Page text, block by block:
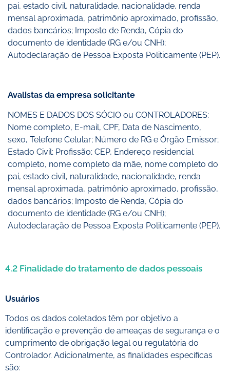
pai, estado civil, naturalidade, nacionalidade, renda
mensal aproximada, patrimônio aproximado, profissão,
dados bancários; Imposto de Renda, Cópia do
documento de identidade (RG e/ou CNH);
Autodeclaração de Pessoa Exposta Politicamente (PEP).
Avalistas da empresa solicitante
NOMES E DADOS DOS SÓCIO ou CONTROLADORES:
Nome completo, E-mail, CPF, Data de Nascimento,
sexo, Telefone Celular; Número de RG e Órgão Emissor;
Estado Civil; Profissão; CEP, Endereço residencial
completo, nome completo da mãe, nome completo do
pai, estado civil, naturalidade, nacionalidade, renda
mensal aproximada, patrimônio aproximado, profissão,
dados bancários; Imposto de Renda, Cópia do
documento de identidade (RG e/ou CNH);
Autodeclaração de Pessoa Exposta Politicamente (PEP).
4.2 Finalidade do tratamento de dados pessoais
Usuários
Todos os dados coletados têm por objetivo a
identificação e prevenção de ameaças de segurança e o
cumprimento de obrigação legal ou regulatória do
Controlador. Adicionalmente, as finalidades específicas
são: